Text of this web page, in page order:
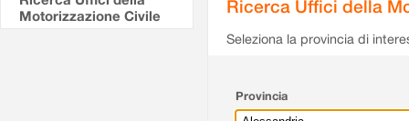
Motorizzazione Civile
Ricerca Uffici della
Seleziona la provincia di
Provincia